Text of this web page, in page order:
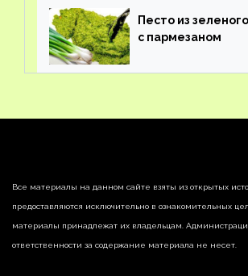
Песто из
с пармезаном
Все материалы на данном сайте взяты из открытых
предоставляются исключительно в ознакомительных
материалы принадлежат их владельцам.
ответственности за содержание материала не несет.